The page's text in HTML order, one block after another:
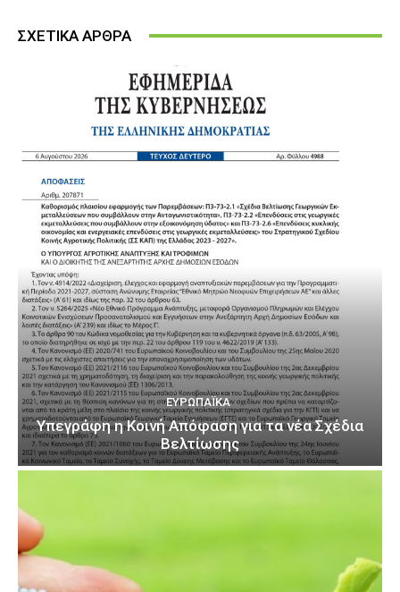
ΣΧΕΤΙΚΑ ΑΡΘΡΑ
ΕΥΡΩΠΑΪΚΆ
Υπεγράφη η Κοινή Απόφαση για τα νέα Σχέδια
Βελτίωσης